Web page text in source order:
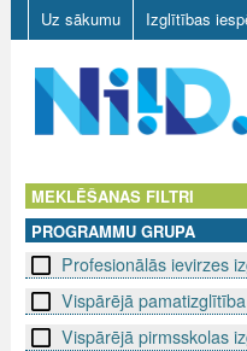
Uz sākumu Izglītības
D
MEKLĒŠANAS FILTRI
PROGRAMMU GRUPA
Profesionālās ievirzes
Vispārējā pamatizglītība
Vispārējā pirmsskolas